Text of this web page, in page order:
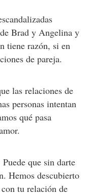
Brad y Angelina y
tiene razón, si en
de pareja.
las relaciones de
personas intentan
qué pasa
Puede que sin darte
Hemos descubierto
tu relación de